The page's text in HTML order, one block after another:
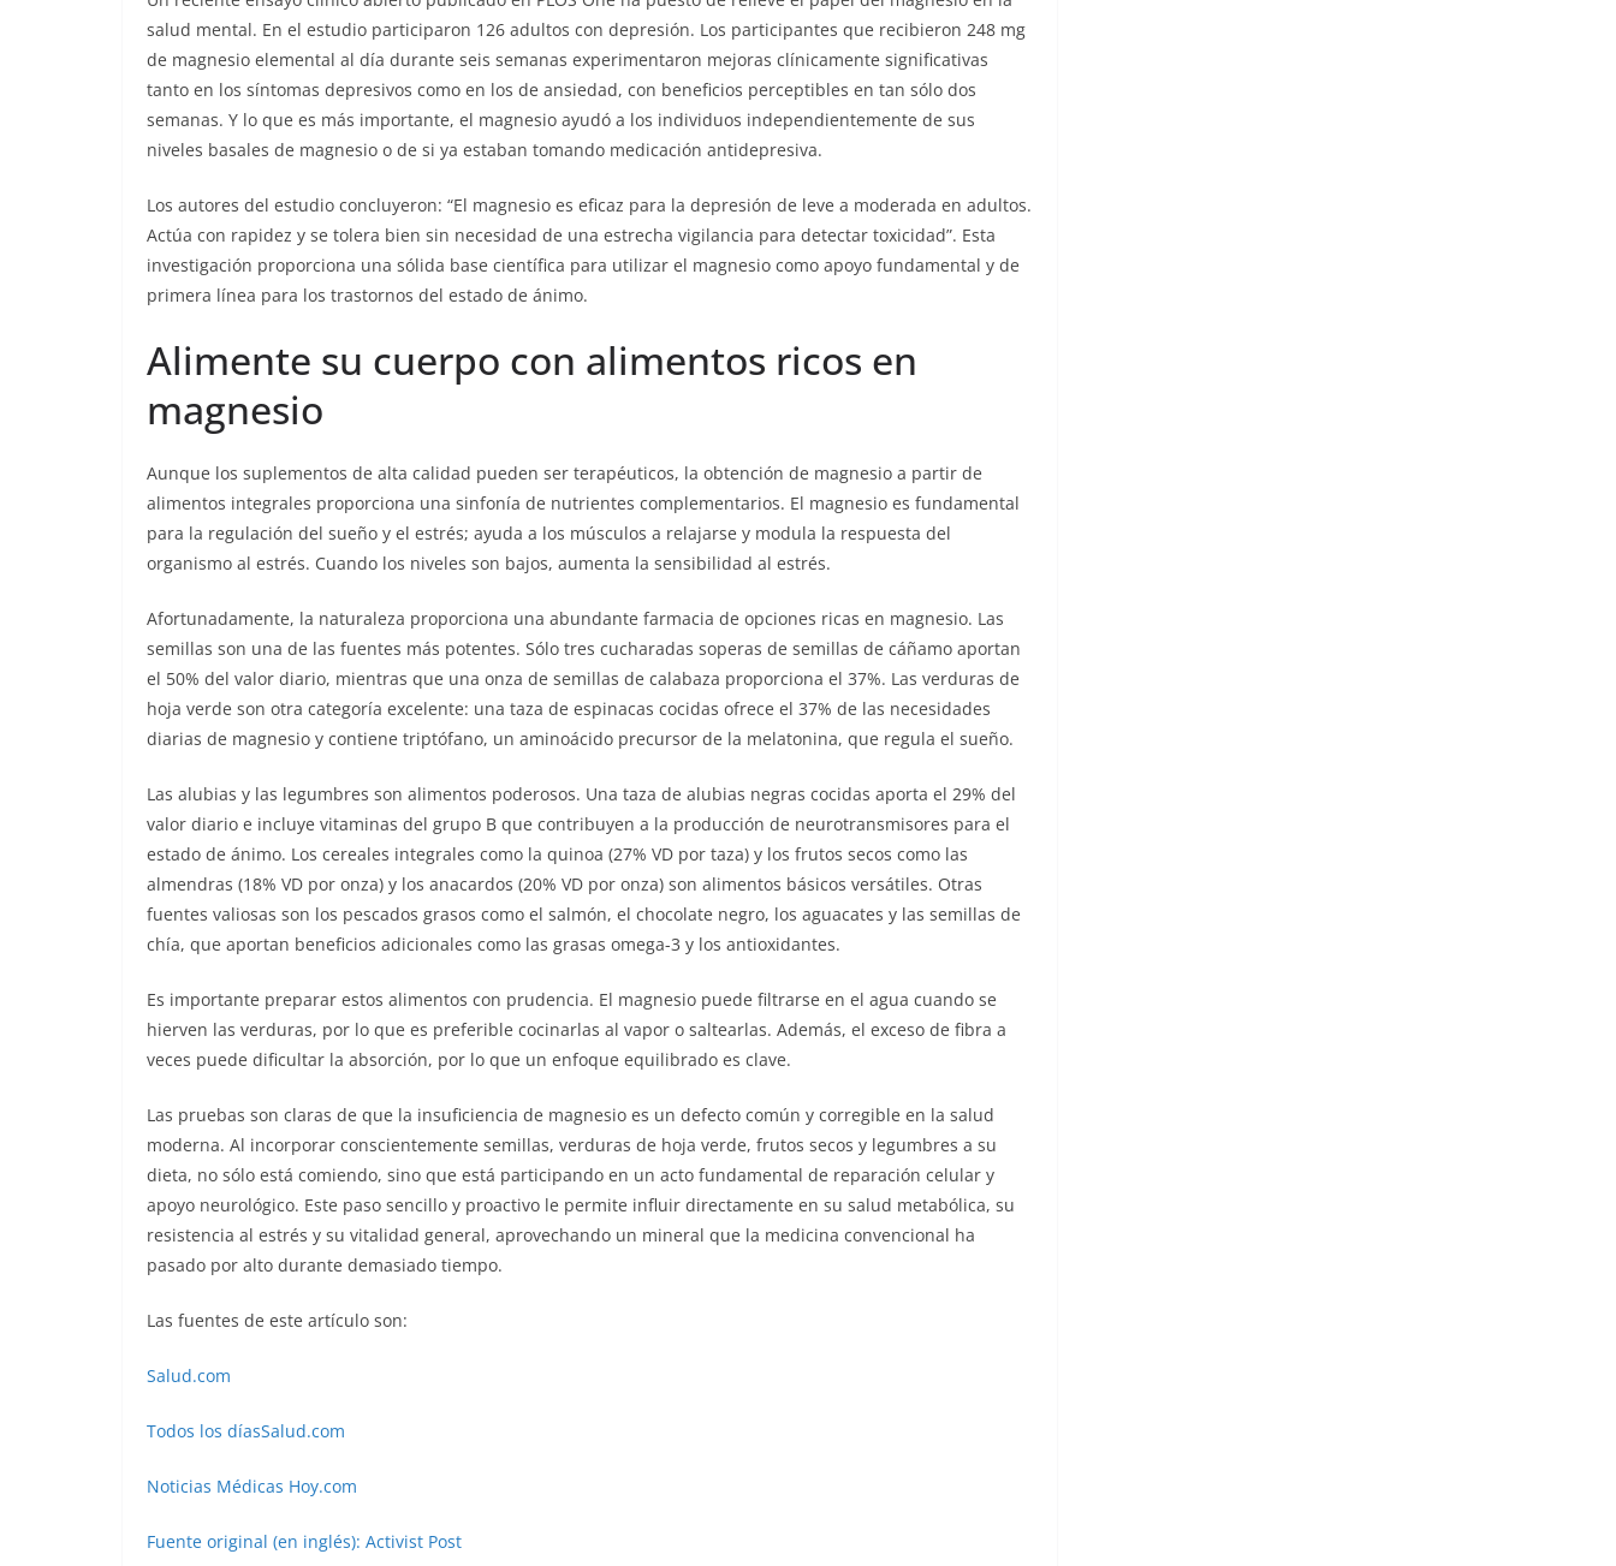
salud mental. En el estudio participaron 126 adultos con depresión. Los participantes que recibieron 248 mg
de magnesio elemental al día durante seis semanas experimentaron mejoras clínicamente significativas
tanto en los síntomas depresivos como en los de ansiedad, con beneficios perceptibles en tan sólo dos
semanas. Y lo que es más importante, el magnesio ayudó a los individuos independientemente de sus
niveles basales de magnesio o de si ya estaban tomando medicación antidepresiva.
Los autores del estudio concluyeron: “El magnesio es eficaz para la depresión de leve a moderada en adultos.
Actúa con rapidez y se tolera bien sin necesidad de una estrecha vigilancia para detectar toxicidad”. Esta
investigación proporciona una sólida base científica para utilizar el magnesio como apoyo fundamental y de
primera línea para los trastornos del estado de ánimo.
Alimente su cuerpo con alimentos ricos en
magnesio
Aunque los suplementos de alta calidad pueden ser terapéuticos, la obtención de magnesio a partir de
alimentos integrales proporciona una sinfonía de nutrientes complementarios. El magnesio es fundamental
para la regulación del sueño y el estrés; ayuda a los músculos a relajarse y modula la respuesta del
organismo al estrés. Cuando los niveles son bajos, aumenta la sensibilidad al estrés.
Afortunadamente, la naturaleza proporciona una abundante farmacia de opciones ricas en magnesio. Las
semillas son una de las fuentes más potentes. Sólo tres cucharadas soperas de semillas de cáñamo aportan
el 50% del valor diario, mientras que una onza de semillas de calabaza proporciona el 37%. Las verduras de
hoja verde son otra categoría excelente: una taza de espinacas cocidas ofrece el 37% de las necesidades
diarias de magnesio y contiene triptófano, un aminoácido precursor de la melatonina, que regula el sueño.
Las alubias y las legumbres son alimentos poderosos. Una taza de alubias negras cocidas aporta el 29% del
valor diario e incluye vitaminas del grupo B que contribuyen a la producción de neurotransmisores para el
estado de ánimo. Los cereales integrales como la quinoa (27% VD por taza) y los frutos secos como las
almendras (18% VD por onza) y los anacardos (20% VD por onza) son alimentos básicos versátiles. Otras
fuentes valiosas son los pescados grasos como el salmón, el chocolate negro, los aguacates y las semillas de
chía, que aportan beneficios adicionales como las grasas omega-3 y los antioxidantes.
Es importante preparar estos alimentos con prudencia. El magnesio puede filtrarse en el agua cuando se
hierven las verduras, por lo que es preferible cocinarlas al vapor o saltearlas. Además, el exceso de fibra a
veces puede dificultar la absorción, por lo que un enfoque equilibrado es clave.
Las pruebas son claras de que la insuficiencia de magnesio es un defecto común y corregible en la salud
moderna. Al incorporar conscientemente semillas, verduras de hoja verde, frutos secos y legumbres a su
dieta, no sólo está comiendo, sino que está participando en un acto fundamental de reparación celular y
apoyo neurológico. Este paso sencillo y proactivo le permite influir directamente en su salud metabólica, su
resistencia al estrés y su vitalidad general, aprovechando un mineral que la medicina convencional ha
pasado por alto durante demasiado tiempo.
Las fuentes de este artículo son:
Salud.com
Todos los díasSalud.com
Noticias Médicas Hoy.com
Fuente original (en inglés): Activist Post